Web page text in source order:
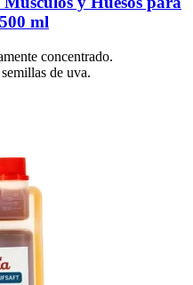
ml
concentrado.
de uva.